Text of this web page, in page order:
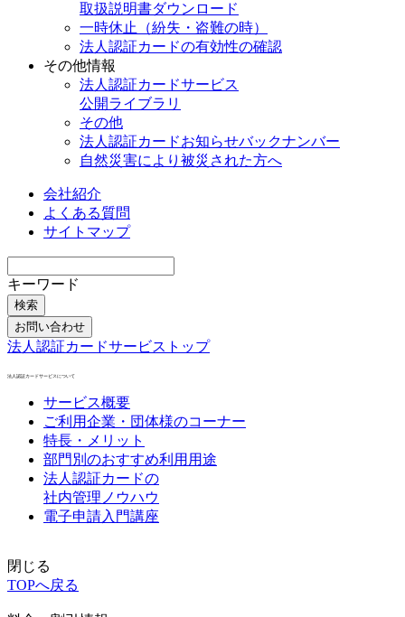
取扱説明書ダウンロード
一時休止（紛失・盗難の時）
法人認証カードの有効性の確認
その他情報
法人認証カードサービス
公開ライブラリ
その他
法人認証カードお知らせバックナンバー
自然災害により被災された方へ
会社紹介
よくある質問
サイトマップ
キーワード
検索
お問い合わせ
法人認証カードサービストップ
法人認証カードサービスについて
サービス概要
ご利用企業・団体様のコーナー
特長・メリット
部門別のおすすめ利用用途
法人認証カードの
社内管理ノウハウ
電子申請入門講座
閉じる
TOPへ戻る